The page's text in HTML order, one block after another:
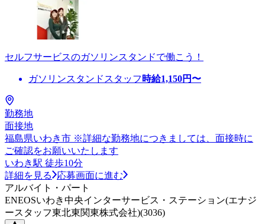
セルフサービスのガソリンスタンドで働こう！
ガソリンスタンドスタッフ 時給1,150円〜
勤務地
面接地
福島県いわき市 ※詳細な勤務地につきましては、面接時に
ご確認をお願いいたします
いわき駅 徒歩10分
詳細を見る
応募画面に進む
アルバイト・パート
ENEOSいわき中央インターサービス・ステーション(エナジ
ースタッフ東北東関東株式会社)(3036)